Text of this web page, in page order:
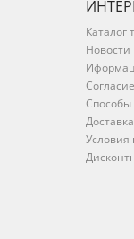
Каталог
Новости
Способы
Доставка
Условия